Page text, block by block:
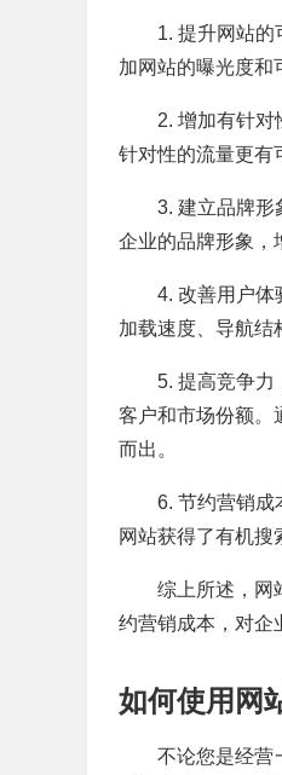
1. 提升网站
加网站的曝光度和
2. 增加有针
针对性的流量更有
3. 建立品牌形
企业的品牌形象，
4. 改善用户体
加载速度、导航结
5. 提高竞争力
客户和市场份额。
而出。
6. 节约营销成
网站获得了有机搜
综上所述，网
约营销成本，对企
如何使用网
不论您是经营